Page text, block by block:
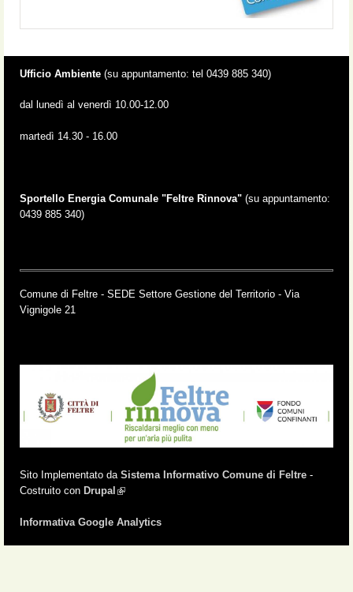
Ufficio Ambiente (su appuntamento: tel 0439 885 340)
dal lunedì al venerdì 10.00-12.00
martedì 14.30 - 16.00
Sportello Energia Comunale "Feltre Rinnova" (su appuntamento:
0439 885 340)
Comune di Feltre - SEDE Settore Gestione del Territorio - Via
Vignigole 21
Sito Implementato da Sistema Informativo Comune di Feltre -
Costruito con Drupal (link is external)
Informativa Google Analytics